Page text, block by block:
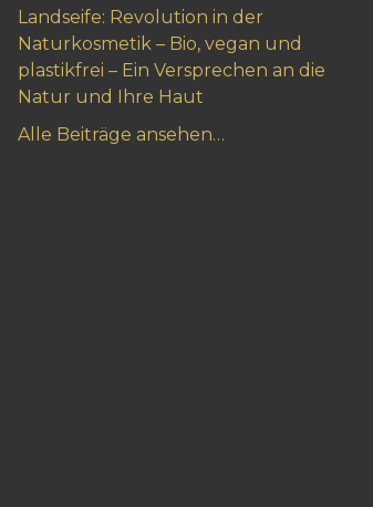
Landseife: Revolution in der
Naturkosmetik – Bio, vegan und
plastikfrei – Ein Versprechen an die
Natur und Ihre Haut
Alle Beiträge ansehen…